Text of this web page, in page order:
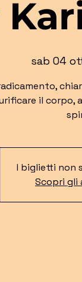
sab 04
il corpo,
I biglietti non
Scopri gli